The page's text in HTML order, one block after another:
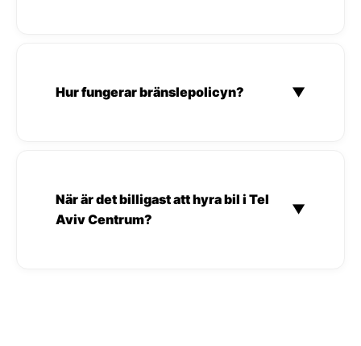
Hur fungerar bränslepolicyn? ▼
När är det billigast att hyra bil i Tel
Aviv Centrum?
▼